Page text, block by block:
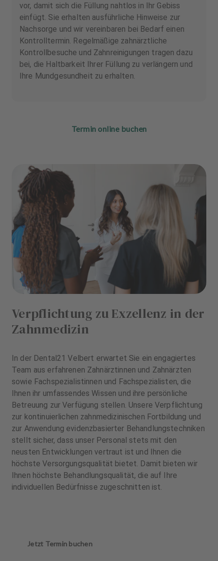
vor, damit sich die Füllung nahtlos in Ihr Gebiss
einfügt. Sie erhalten ausführliche Hinweise zur
Nachsorge und wir vereinbaren bei Bedarf einen
Kontrolltermin. Regelmäßige zahnärztliche
Kontrollbesuche und Zahnreinigungen tragen dazu
bei, die Haltbarkeit Ihrer Füllung zu verlängern und
Ihre Mundgesundheit zu erhalten.
Termin online buchen
Verpflichtung zu Exzellenz in der
Zahnmedizin
In der Dental21 Velbert erwartet Sie ein engagiertes
Team aus erfahrenen Zahnärztinnen und Zahnärzten
sowie Fachspezialistinnen und Fachspezialisten, die
Ihnen ihr umfassendes Wissen und ihre persönliche
Betreuung zur Verfügung stellen. Unsere Verpflichtung
zur kontinuierlichen zahnmedizinischen Fortbildung und
zur Anwendung evidenzbasierter Behandlungstechniken
stellt sicher, dass unser Personal stets mit den
neusten Entwicklungen vertraut ist und Ihnen die
höchste Versorgungsqualität bietet. Damit bieten wir
Ihnen höchste Behandlungsqualität, die auf Ihre
individuellen Bedürfnisse zugeschnitten ist.
Jetzt Termin buchen